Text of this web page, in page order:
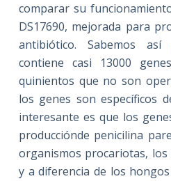
comparar su
DS17690, mejorada para
antibiótico. Sabemos
contiene casi 13000
quinientos que no son
los genes son específicos
interesante es que los
producciónde penicilina
organismos procariotas, los
y a diferencia de los